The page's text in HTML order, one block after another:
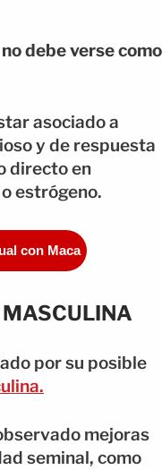
debe verse como
asociado a
y de respuesta
directo en
estrógeno.
con Maca
por su posible
mejoras
seminal, como